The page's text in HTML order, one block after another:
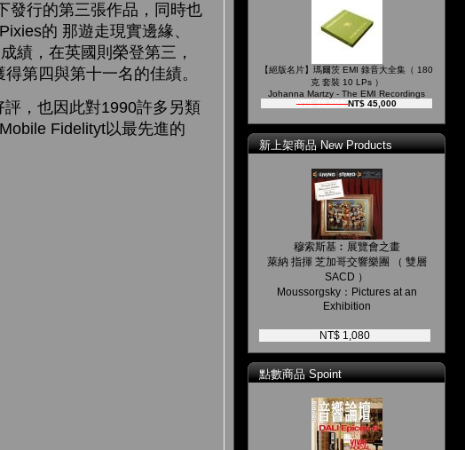
行的第三張作品，同時也
的 那遊走現實邊緣、
績，在英國則榮登第三，
第四與第十一名的佳績。
，也因此對1990許多另類
Fidelityt以最先進的
【絕版名片】瑪爾茨 EMI 錄音大全集（ 180
克 套裝 10 LPs ）
Johanna Martzy - The EMI Recordings
NT$ 49,800NT$ 45,000
新上架商品 New Products
穆索斯基︰展覽會之畫
萊納 指揮 芝加哥交響樂團 （ 雙層
SACD ）
Moussorgsky：Pictures at an
Exhibition
NT$ 1,080
點數商品 Spoint